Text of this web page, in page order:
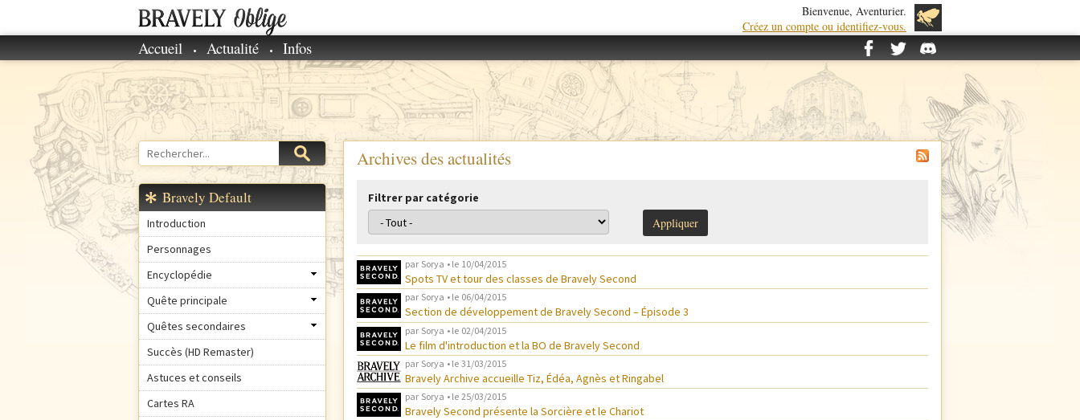
Bienvenue, Aventurier.
Créez un compte ou identifiez-vous.
M
n
u
r
i
n
c
a
l
Accueil Actualité Infos
Formulaire
recherche
Rechercher
Bravely Default
Introduction
Personnages
Encyclopédie
Quête principale
Quêtes secondaires
Succès (HD Remaster)
Astuces et conseils
Cartes RA
Archives des actualités
Filtrer par catégorie
par Sorya • le 10/04/2015
Spots TV et tour des classes de Bravely Second
par Sorya • le 06/04/2015
Section de développement de Bravely Second – Épisode 3
par Sorya • le 02/04/2015
Le film d'introduction et la BO de Bravely Second
par Sorya • le 31/03/2015
Bravely Archive accueille Tiz, Édéa, Agnès et Ringabel
par Sorya • le 25/03/2015
Bravely Second présente la Sorcière et le Chariot